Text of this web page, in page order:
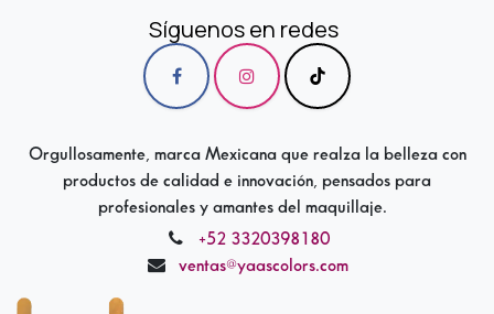
Síguenos en redes
Orgullosamente, marca Mexicana que realza la belleza con
productos de calidad e innovación, pensados para
profesionales y amantes del maquillaje.
+52 3320398180
ventas@yaascolors.com